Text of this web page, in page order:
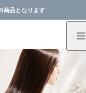
商品となります